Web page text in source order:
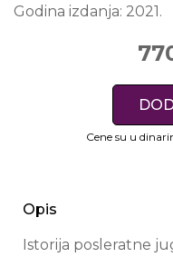
Godina izdanja: 2021.
Cene su u
Opis
Istorija posleratne